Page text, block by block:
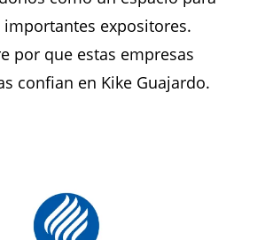
importantes expositores.
por que estas empresas
confian en Kike Guajardo.